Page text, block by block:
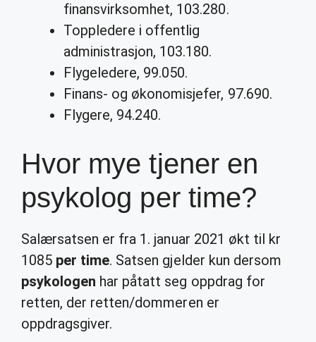
finansvirksomhet, 103.280.
Toppledere i offentlig
administrasjon, 103.180.
Flygeledere, 99.050.
Finans- og økonomisjefer, 97.690.
Flygere, 94.240.
Hvor mye tjener en
psykolog per time?
Salærsatsen er fra 1. januar 2021 økt til kr
1085 per time. Satsen gjelder kun dersom
psykologen har påtatt seg oppdrag for
retten, der retten/dommeren er
oppdragsgiver.